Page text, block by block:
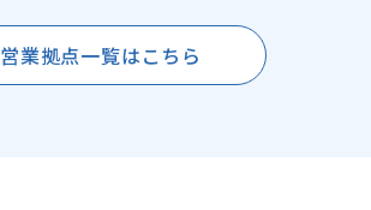
営業拠点一覧はこちら